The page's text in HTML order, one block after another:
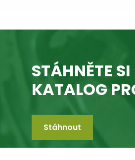
STÁHNĚTE
KATALOG
Stáhnout